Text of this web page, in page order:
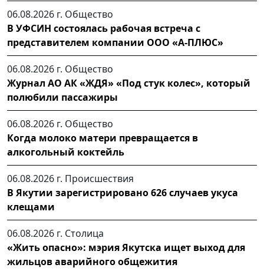
06.08.2026 г. Общество
В УФСИН состоялась рабочая встреча с
представителем компании ООО «А-ПЛЮС»
06.08.2026 г. Общество
Журнал АО АК «ЖДЯ» «Под стук колес», который
полюбили пассажиры
06.08.2026 г. Общество
Когда молоко матери превращается в
алкогольный коктейль
06.08.2026 г. Происшествия
В Якутии зарегистрировано 626 случаев укуса
клещами
06.08.2026 г. Столица
«Жить опасно»: мэрия Якутска ищет выход для
жильцов аварийного общежития